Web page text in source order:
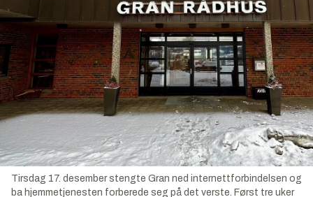
Tirsdag 17. desember stengte Gran ned internettforbindelsen og
ba hjemmetjenesten forberede seg på det verste. Først tre uker